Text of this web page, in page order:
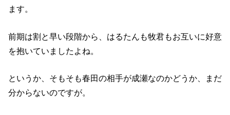
ます。
前期は割と早い段階から、はるたんも牧君もお互いに好意
を抱いていましたよね。
というか、そもそも春田の相手が成瀬なのかどうか、まだ
分からないのですが。